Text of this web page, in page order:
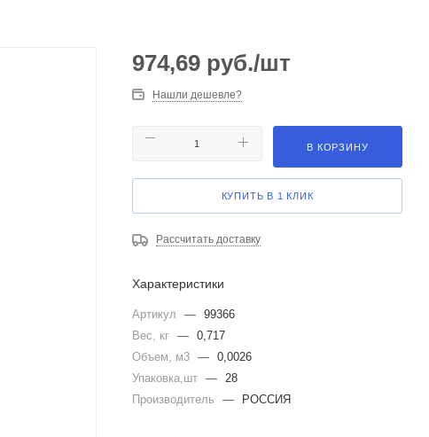
974,69 руб./шт
Нашли дешевле?
В КОРЗИНУ
КУПИТЬ В 1 КЛИК
Рассчитать доставку
Характеристики
Артикул — 99366
Вес, кг — 0,717
Объем, м3 — 0,0026
Упаковка,шт — 28
Производитель
— РОССИЯ